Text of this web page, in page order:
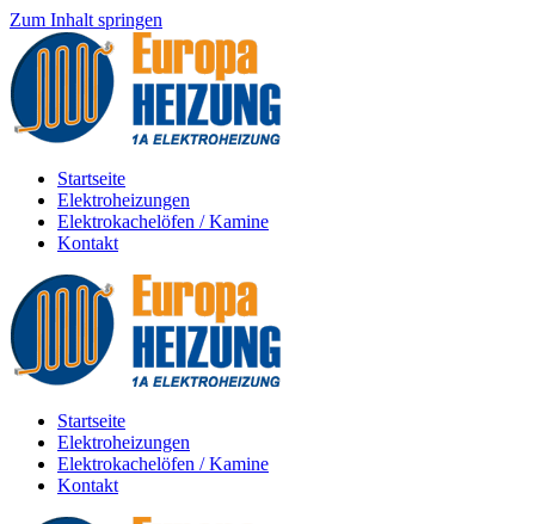
Zum Inhalt springen
Startseite
Elektroheizungen
Elektrokachelöfen / Kamine
Kontakt
Startseite
Elektroheizungen
Elektrokachelöfen / Kamine
Kontakt